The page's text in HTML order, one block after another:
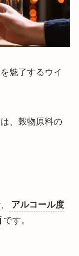
魅了するウイ
、穀物原料の
アルコール度
です。